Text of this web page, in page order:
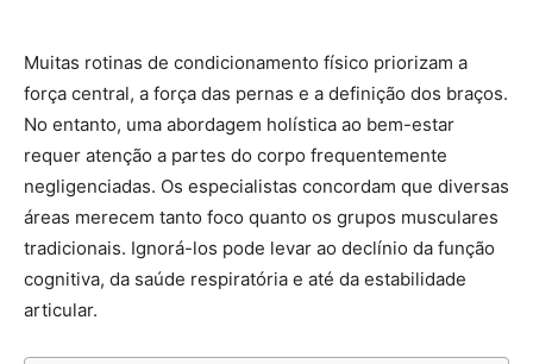
Muitas rotinas de condicionamento físico priorizam a
força central, a força das pernas e a definição dos braços.
No entanto, uma abordagem holística ao bem-estar
requer atenção a partes do corpo frequentemente
negligenciadas. Os especialistas concordam que diversas
áreas merecem tanto foco quanto os grupos musculares
tradicionais. Ignorá-los pode levar ao declínio da função
cognitiva, da saúde respiratória e até da estabilidade
articular.